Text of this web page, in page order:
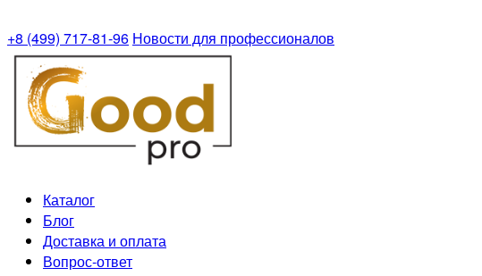
+8 (499) 717-81-96 Новости для профессионалов
Каталог
Блог
Доставка и оплата
Вопрос-ответ